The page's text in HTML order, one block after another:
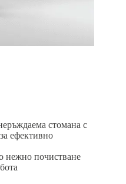
стомана с
ефективно
нежно почистване